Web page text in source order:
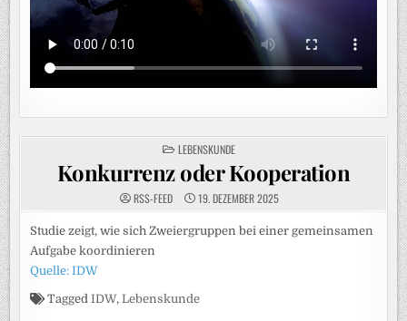
POSTED
IN
LEBENSKUNDE
Konkurrenz oder Kooperation
RSS-FEED 19. DEZEMBER 2025
Studie zeigt, wie sich Zweiergruppen bei einer gemeinsamen
Aufgabe koordinieren
Quelle: IDW
TaggedIDW,Lebenskunde